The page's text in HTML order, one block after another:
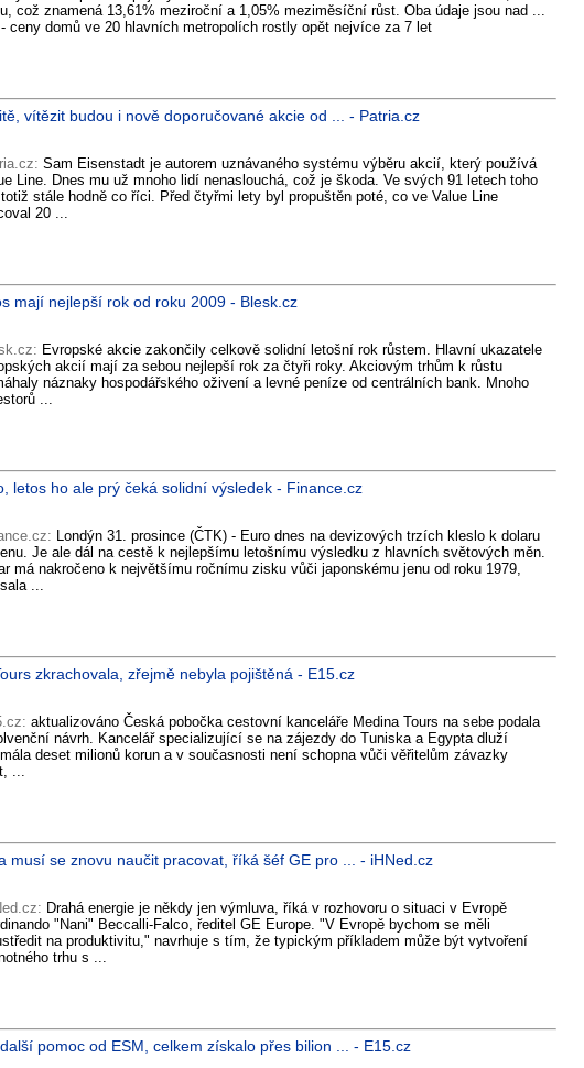
což znamená 13,61% meziroční a 1,05% meziměsíční růst. Oba údaje jsou nad ...
ceny domů ve 20 hlavních metropolích rostly opět nejvíce za 7 let
vítězit budou i nově doporučované akcie od ... - Patria.cz
Sam Eisenstadt je autorem uznávaného systému výběru akcií, který používá
Line. Dnes mu už mnoho lidí nenaslouchá, což je škoda. Ve svých 91 letech toho
stále hodně co říci. Před čtyřmi lety byl propuštěn poté, co ve Value Line
20 ...
mají nejlepší rok od roku 2009 - Blesk.cz
Evropské akcie zakončily celkově solidní letošní rok růstem. Hlavní ukazatele
akcií mají za sebou nejlepší rok za čtyři roky. Akciovým trhům k růstu
náznaky hospodářského oživení a levné peníze od centrálních bank. Mnoho
...
letos ho ale prý čeká solidní výsledek - Finance.cz
Londýn 31. prosince (ČTK) - Euro dnes na devizových trzích kleslo k dolaru
Je ale dál na cestě k nejlepšímu letošnímu výsledku z hlavních světových měn.
má nakročeno k největšímu ročnímu zisku vůči japonskému jenu od roku 1979,
...
zkrachovala, zřejmě nebyla pojištěná - E15.cz
aktualizováno Česká pobočka cestovní kanceláře Medina Tours na sebe podala
návrh. Kancelář specializující se na zájezdy do Tuniska a Egypta dluží
deset milionů korun a v současnosti není schopna vůči věřitelům závazky
...
musí se znovu naučit pracovat, říká šéf GE pro ... - iHNed.cz
Drahá energie je někdy jen výmluva, říká v rozhovoru o situaci v Evropě
"Nani" Beccalli-Falco, ředitel GE Europe. "V Evropě bychom se měli
na produktivitu," navrhuje s tím, že typickým příkladem může být vytvoření
trhu s ...
pomoc od ESM, celkem získalo přes bilion ... - E15.cz